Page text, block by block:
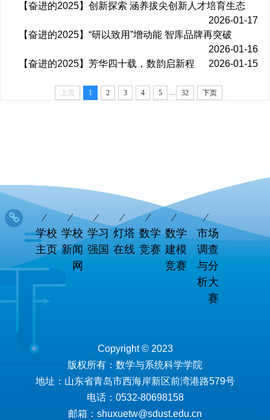
【奋进的2025】创新探索 涵养拔尖创新人才培育生态
2026-01-17
【奋进的2025】“研以致用”增动能 智库品牌再突破
2026-01-16
【奋进的2025】芳华四十载，数韵启新程
2026-01-15
上页 1 2 3 4 5 ... 32 下页
学校
主页
学校
新闻
网
学习
强国
灯塔
在线
数学
竞赛
数学
建模
竞赛
市场
调查
与分
析大
赛
Copyright © 2023
版权所有：数学与系统科学学院
地址：山东省青岛市西海岸新区前湾港路579号
电话：0532-80698158
邮箱：shuxuetw@sdust.edu.cn